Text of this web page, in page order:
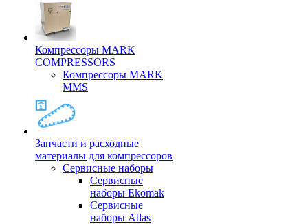
Компрессоры MARK
COMPRESSORS
Компрессоры MARK
MMS
Запчасти и расходные
материалы для компрессоров
Cервисные наборы
Сервисные
наборы Ekomak
Cервисные
наборы Atlas